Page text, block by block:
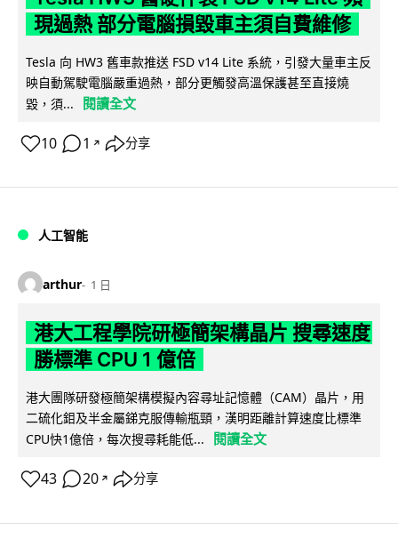
現過熱 部分電腦損毀車主須自費維修
Tesla 向 HW3 舊車款推送 FSD v14 Lite 系統，引發大量車主反
映自動駕駛電腦嚴重過熱，部分更觸發高溫保護甚至直接燒
毀，須...
閱讀全文
10 1 ↗ 分享
人工智能
arthur 1 日
港大工程學院研極簡架構晶片 搜尋速度
勝標準 CPU 1 億倍
港大團隊研發極簡架構模擬內容尋址記憶體（CAM）晶片，用
二硫化鉬及半金屬銻克服傳輸瓶頸，漢明距離計算速度比標準
CPU快1億倍，每次搜尋耗能低...
閱讀全文
43 20 ↗ 分享